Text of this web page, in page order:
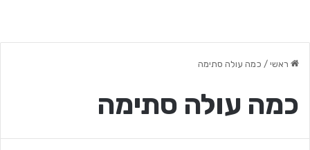
ראשי / כמה עולה סתימה
כמה עולה סתימה